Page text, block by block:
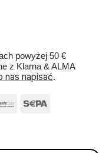
powyżej 50 €
z Klarna & ALMA
nas napisać.